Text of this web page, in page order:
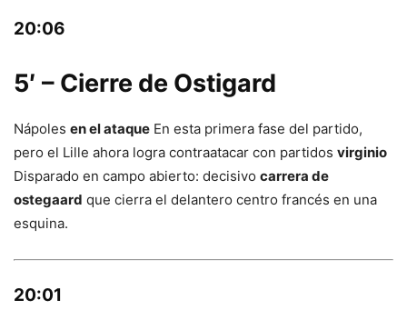
20:06
5′ – Cierre de Ostigard
Nápoles en el ataque En esta primera fase del partido,
pero el Lille ahora logra contraatacar con partidos virginio
Disparado en campo abierto: decisivo carrera de
ostegaard que cierra el delantero centro francés en una
esquina.
20:01